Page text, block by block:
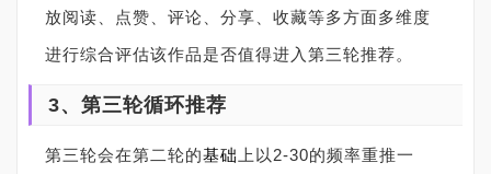
放阅读、点赞、评论、分享、收藏等多方面多维度
进行综合评估该作品是否值得进入第三轮推荐。
3、第三轮循环推荐
第三轮会在第二轮的基础 上以2-30的频率重推一